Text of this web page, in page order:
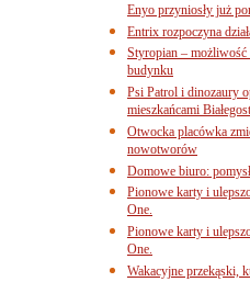
Enyo przyniosły już
Entrix rozpoczyna
Styropian –
budynku
Psi Patrol i dinozaury
mieszkańcami
Otwocka placówka
nowotworów
Domowe biuro:
Pionowe karty i
One.
Pionowe karty i
One.
Wakacyjne przekąski,